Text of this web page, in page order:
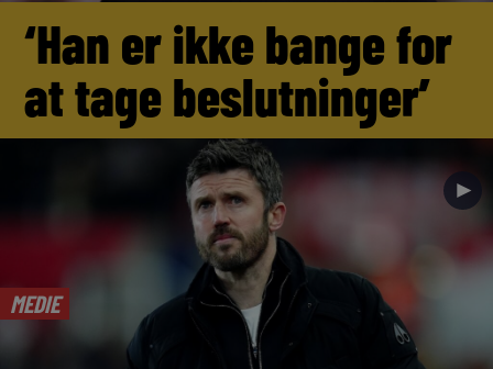
‘Han er ikke bange for
at tage beslutninger’
MEDIE
►